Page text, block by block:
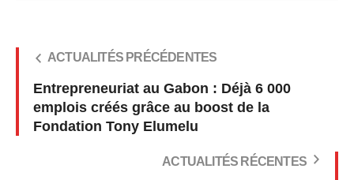
ACTUALITÉS PRÉCÉDENTES
Entrepreneuriat au Gabon : Déjà 6 000
emplois créés grâce au boost de la
Fondation Tony Elumelu
ACTUALITÉS RÉCENTES